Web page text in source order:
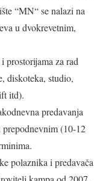
“MN“ se nalazi na
u dvokrevetnim,
prostorijama za rad
diskoteka, studio,
itd).
predavanja
(10-12
polaznika i predavača